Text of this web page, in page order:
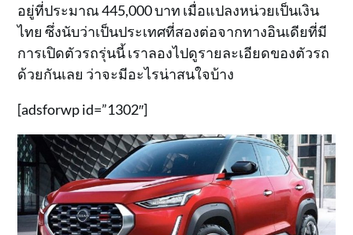
อยู่ที่ประมาณ 445,000 บาท เมื่อแปลงหน่วยเป็นเงิน
ไทย ซึ่งนับว่าเป็นประเทศที่สองต่อจากทางอินเดียที่มี
การเปิดตัวรถรุ่นนี้ เราลองไปดูรายละเอียดของตัวรถ
ด้วยกันเลย ว่าจะมีอะไรน่าสนใจบ้าง
[adsforwp id=”1302″]